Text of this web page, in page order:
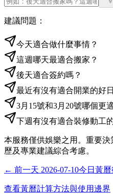
建議問題：
今天適合做什麼事情？
這週哪天最適合搬家？
後天適合簽約嗎？
最近有沒有適合開業的好
3月15號和3月20號哪個更
下週有沒有適合裝修動工
本服務僅供娛樂之用。重要
歷及專業建議綜合考慮。
← 前一天 2026-07-10今日黃曆
查看黃曆計算方法與使用邊界